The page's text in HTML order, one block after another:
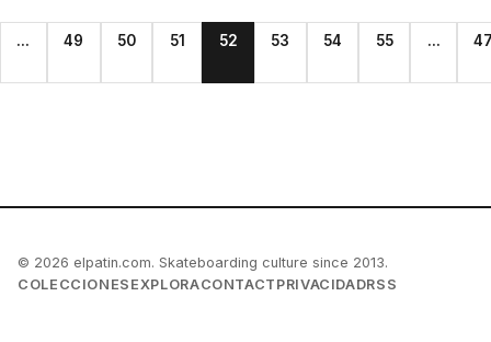
... 49 50 51 52 53 54 55 ...
© 2026 elpatin.com. Skateboarding culture since 2013.
COLECCIONES EXPLORACONTACT PRIVACIDADRSS